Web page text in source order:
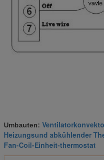
Umbauten:
Heizungsund abkühlender
Fan-Coil-Einheit-thermostat